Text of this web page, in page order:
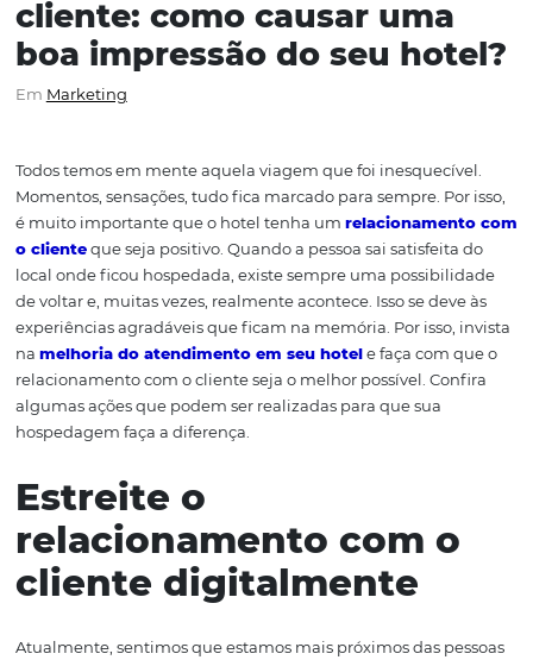
Relacionamento com o
boa impressão do seu
Em Marketing
Todos temos em mente aquela viagem que foi
Momentos, sensações, tudo fica marcado para sempre.
é muito importante que o hotel tenha um
o cliente que seja positivo. Quando a pessoa sai
local onde ficou hospedada, existe sempre uma
experiências agradáveis que ficam na memória. Por
melhoria do atendimento em seu hotel
relacionamento com o cliente seja o melhor possível.
algumas ações que podem ser realizadas para que sua